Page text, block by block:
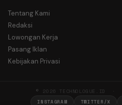
Tentang Kami
Redaksi
Lowongan Kerja
Pasang Iklan
Kebijakan Privasi
© 2026 TECHNOLOGUE.ID ·
INSTAGRAM TWITTER/X